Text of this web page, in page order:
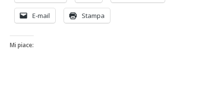
E-mail Stampa
Mi piace: